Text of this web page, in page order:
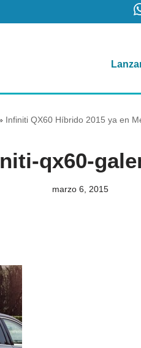
Infiniti QX60 Híbrido 2015 ya en
qx60-
marzo 6, 2015